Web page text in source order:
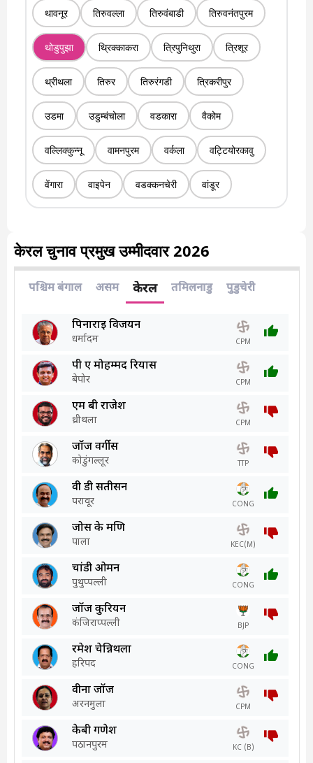
थावनूर तिरुवल्ला तिरुवंबाडी तिरुवनंतपुरम
थोडुपुझा थ्रिक्काकरा त्रिपुनिथुरा त्रिशूर
थ्रीथला तिरुर तिरुरंगडी त्रिकरीपुर
उडमा उडुम्बंचोला वडकारा वैकोम
वल्लिक्कुन्नू वामनपुरम वर्कला वट्टियोरकावु
वेंगारा वाइपेन वडक्कनचेरी वांडूर
केरल चुनाव प्रमुख उम्मीदवार 2026